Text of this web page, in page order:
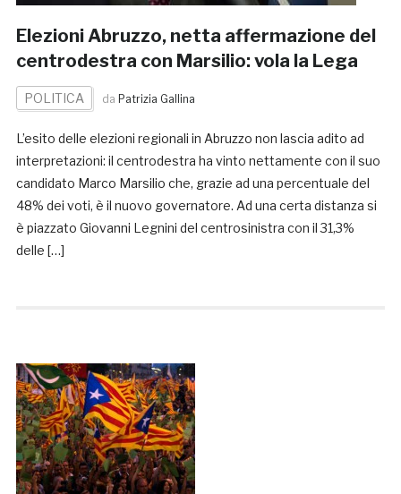
Elezioni Abruzzo, netta affermazione del
centrodestra con Marsilio: vola la Lega
POLITICA da Patrizia Gallina
L’esito delle elezioni regionali in Abruzzo non lascia adito ad
interpretazioni: il centrodestra ha vinto nettamente con il suo
candidato Marco Marsilio che, grazie ad una percentuale del
48% dei voti, è il nuovo governatore. Ad una certa distanza si
è piazzato Giovanni Legnini del centrosinistra con il 31,3%
delle […]